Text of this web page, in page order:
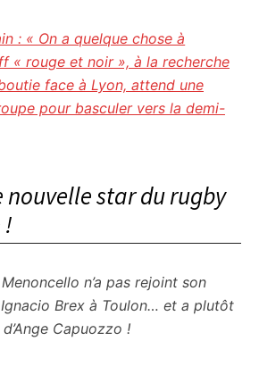
: « On a quelque chose à
« rouge et noir », à la recherche
face à Lyon, attend une
pour basculer vers la demi-
nouvelle star du rugby
!
n’a pas rejoint son
Brex à Toulon… et a plutôt
Capuozzo !